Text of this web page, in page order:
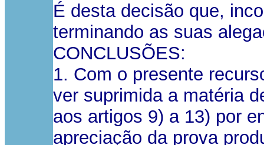
É desta decisão que,
terminando as suas
CONCLUSÕES:
1. Com o presente
ver suprimida a matéria
aos artigos 9) a 13) por
apreciação da prova